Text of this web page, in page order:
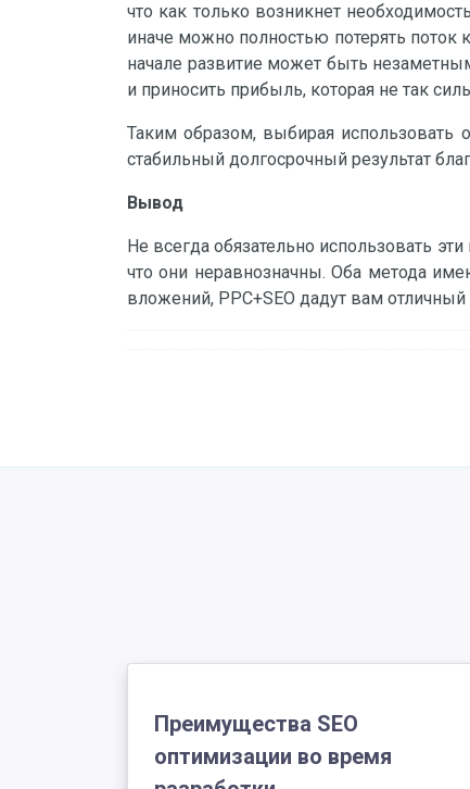
что как только возникнет
иначе можно полностью потерять поток
начале развитие может быть
и приносить прибыль, которая не так
Таким образом, выбирая использовать
стабильный долгосрочный результат
Вывод
Не всегда обязательно использовать
что они неравнозначны. Оба метода
вложений, PPC+SEO дадут вам отличный
Преимущества SEO
оптимизации во время